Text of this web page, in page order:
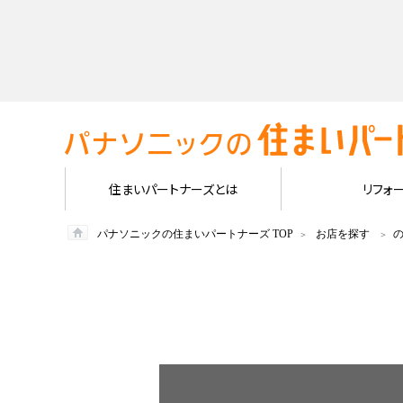
住まいパートナーズとは リフォ
パナソニックの住まいパートナーズ TOP お店を探す